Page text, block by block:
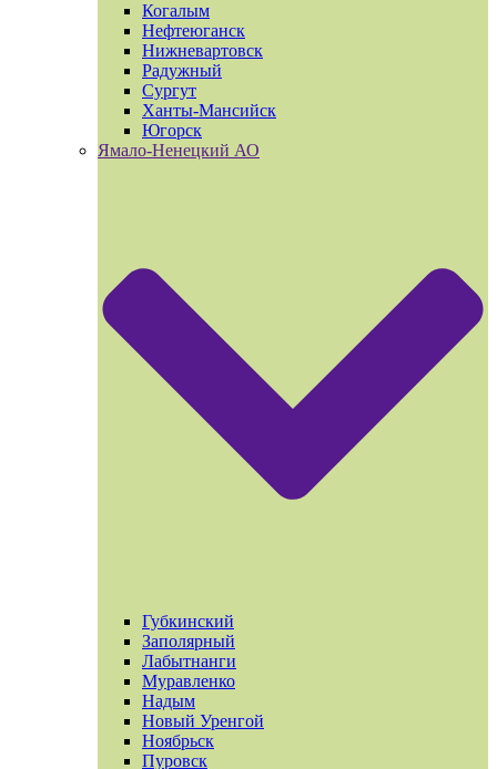
Когалым
Нефтеюганск
Нижневартовск
Радужный
Сургут
Ханты-Мансийск
Югорск
Ямало-Ненецкий АО
Губкинский
Заполярный
Лабытнанги
Муравленко
Надым
Новый Уренгой
Ноябрьск
Пуровск